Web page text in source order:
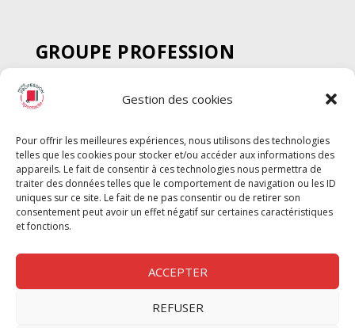
Gestion des cookies
Pour offrir les meilleures expériences, nous utilisons des technologies
telles que les cookies pour stocker et/ou accéder aux informations des
appareils. Le fait de consentir à ces technologies nous permettra de
traiter des données telles que le comportement de navigation ou les ID
uniques sur ce site. Le fait de ne pas consentir ou de retirer son
consentement peut avoir un effet négatif sur certaines caractéristiques
et fonctions.
ACCEPTER
REFUSER
GROUPE PROFESSION
SPECTACLE
Chèque Intermittents
Chèque Compta
Chèque Emploi Spectacle
G-Pods
Profession Audio-visuel